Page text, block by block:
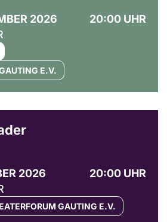
2026
20:00 UHR
E.V.
2026
20:00 UHR
GAUTING E.V.